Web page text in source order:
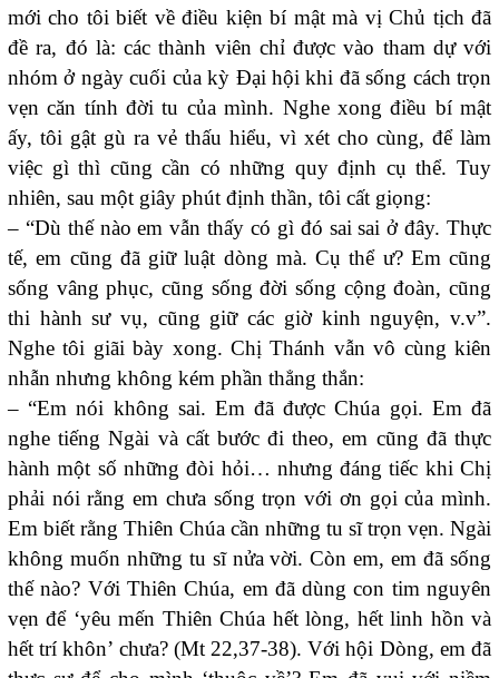
mới cho tôi biết về điều kiện bí mật mà vị Chủ tịch đã
đề ra, đó là: các thành viên chỉ được vào tham dự với
nhóm ở ngày cuối của kỳ Đại hội khi đã sống cách trọn
vẹn căn tính đời tu của mình. Nghe xong điều bí mật
ấy, tôi gật gù ra vẻ thấu hiểu, vì xét cho cùng, để làm
việc gì thì cũng cần có những quy định cụ thể. Tuy
nhiên, sau một giây phút định thần, tôi cất giọng:
– “Dù thế nào em vẫn thấy có gì đó sai sai ở đây. Thực
tế, em cũng đã giữ luật dòng mà. Cụ thể ư? Em cũng
sống vâng phục, cũng sống đời sống cộng đoàn, cũng
thi hành sư vụ, cũng giữ các giờ kinh nguyện, v.v”.
Nghe tôi giãi bày xong. Chị Thánh vẫn vô cùng kiên
nhẫn nhưng không kém phần thẳng thắn:
– “Em nói không sai. Em đã được Chúa gọi. Em đã
nghe tiếng Ngài và cất bước đi theo, em cũng đã thực
hành một số những đòi hỏi… nhưng đáng tiếc khi Chị
phải nói rằng em chưa sống trọn với ơn gọi của mình.
Em biết rằng Thiên Chúa cần những tu sĩ trọn vẹn. Ngài
không muốn những tu sĩ nửa vời. Còn em, em đã sống
thế nào? Với Thiên Chúa, em đã dùng con tim nguyên
vẹn để ‘yêu mến Thiên Chúa hết lòng, hết linh hồn và
hết trí khôn’ chưa? (Mt 22,37-38). Với hội Dòng, em đã